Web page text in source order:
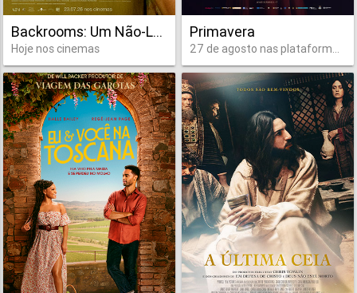
Backrooms: Um Não-Lugar (versão estendida)
Hoje nos cinemas
Primavera
27 de agosto nas plataformas digitais